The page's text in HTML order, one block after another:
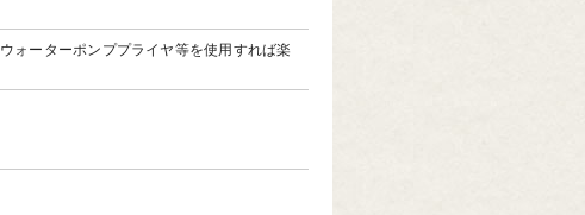
ォーターポンププライヤ等を使用すれば楽